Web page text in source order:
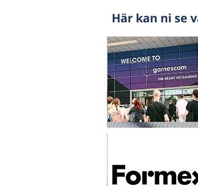
Här kan ni se